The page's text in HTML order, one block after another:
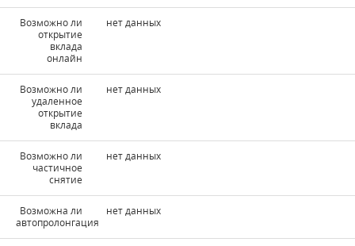
Возможно ли
открытие
вклада
онлайн
нет данных
Возможно ли
удаленное
открытие
вклада
нет данных
Возможно ли
частичное
снятие
нет данных
Возможна ли
автопролонгация
нет данных